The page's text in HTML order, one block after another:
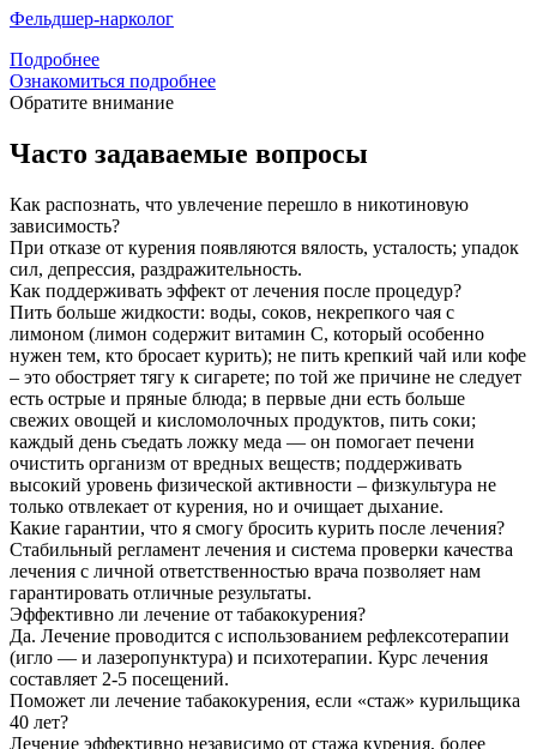
Фельдшер-нарколог
Подробнее
Ознакомиться подробнее
Обратите внимание
Часто задаваемые вопросы
Как распознать, что увлечение перешло в никотиновую
зависимость?
При отказе от курения появляются вялость, усталость; упадок
сил, депрессия, раздражительность.
Как поддерживать эффект от лечения после процедур?
Пить больше жидкости: воды, соков, некрепкого чая с
лимоном (лимон содержит витамин С, который особенно
нужен тем, кто бросает курить); не пить крепкий чай или кофе
– это обостряет тягу к сигарете; по той же причине не следует
есть острые и пряные блюда; в первые дни есть больше
свежих овощей и кисломолочных продуктов, пить соки;
каждый день съедать ложку меда — он помогает печени
очистить организм от вредных веществ; поддерживать
высокий уровень физической активности – физкультура не
только отвлекает от курения, но и очищает дыхание.
Какие гарантии, что я смогу бросить курить после лечения?
Стабильный регламент лечения и система проверки качества
лечения с личной ответственностью врача позволяет нам
гарантировать отличные результаты.
Эффективно ли лечение от табакокурения?
Да. Лечение проводится с использованием рефлексотерапии
(игло — и лазеропунктура) и психотерапии. Курс лечения
составляет 2-5 посещений.
Поможет ли лечение табакокурения, если «стаж» курильщика
40 лет?
Лечение эффективно независимо от стажа курения, более